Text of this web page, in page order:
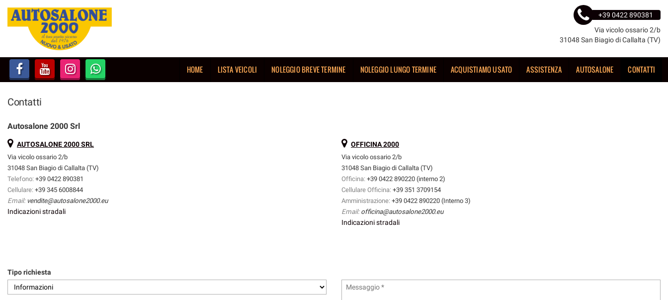
HOME
LISTA VEICOLI
NOLEGGIO BREVE TERMINE
NOLEGGIO LUNGO TERMINE
ACQUISTIAMO USATO
ASSISTENZA
AUTOSALONE
+39 0422 890381
Via vicolo ossario 2/b
31048 San Biagio di Callalta (TV)
HOME LISTA VEICOLI NOLEGGIO BREVE TERMINE NOLEGGIO LUNGO TERMINE ACQUISTIAMO USATO ASSISTENZA AUTOSALONE CONTATTI
Contatti
Autosalone 2000 Srl
AUTOSALONE 2000 SRL
Via vicolo ossario 2/b
31048 San Biagio di Callalta (TV)
Telefono: +39 0422 890381
Cellulare: +39 345 6008844
Email: vendite@autosalone2000.eu
Indicazioni stradali
OFFICINA 2000
Via vicolo ossario 2/b
31048 San Biagio di Callalta (TV)
Officina: +39 0422 890220 (interno 2)
Cellulare Officina: +39 351 3709154
Amministrazione: +39 0422 890220 (Interno 3)
Email: officina@autosalone2000.eu
Indicazioni stradali
Tipo richiesta